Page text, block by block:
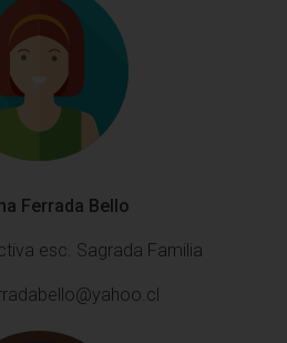
Ferrada Bello
esc. Sagrada Familia